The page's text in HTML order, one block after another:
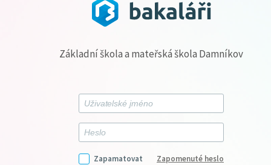
Základní škola a mateřská škola Damníkov
Zapamatovat Zapomenuté heslo